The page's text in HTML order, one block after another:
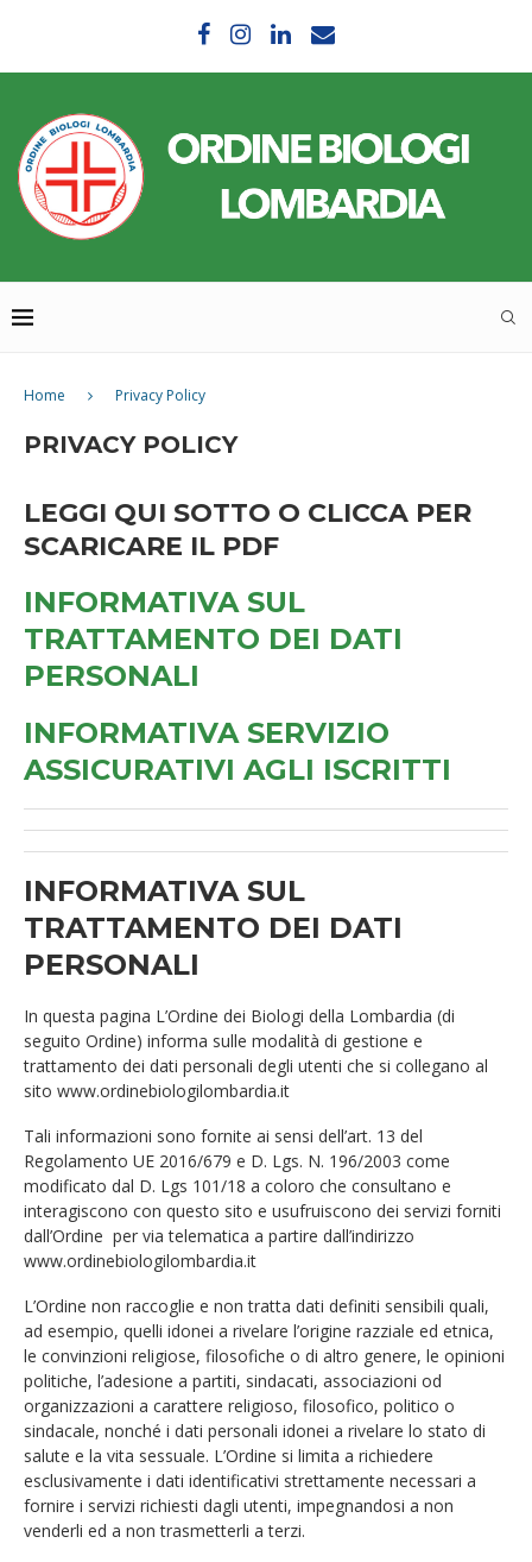
Home Privacy Policy
PRIVACY POLICY
LEGGI QUI SOTTO O CLICCA PER
SCARICARE IL PDF
INFORMATIVA SUL
TRATTAMENTO DEI DATI
PERSONALI
INFORMATIVA SERVIZIO
ASSICURATIVI AGLI ISCRITTI
INFORMATIVA SUL
TRATTAMENTO DEI DATI
PERSONALI
In questa pagina L’Ordine dei Biologi della Lombardia (di
seguito Ordine) informa sulle modalità di gestione e
trattamento dei dati personali degli utenti che si collegano al
sito www.ordinebiologilombardia.it
Tali informazioni sono fornite ai sensi dell’art. 13 del
Regolamento UE 2016/679 e D. Lgs. N. 196/2003 come
modificato dal D. Lgs 101/18 a coloro che consultano e
interagiscono con questo sito e usufruiscono dei servizi forniti
dall’Ordine per via telematica a partire dall’indirizzo
www.ordinebiologilombardia.it
L’Ordine non raccoglie e non tratta dati definiti sensibili quali,
ad esempio, quelli idonei a rivelare l’origine razziale ed etnica,
le convinzioni religiose, filosofiche o di altro genere, le opinioni
politiche, l’adesione a partiti, sindacati, associazioni od
organizzazioni a carattere religioso, filosofico, politico o
sindacale, nonché i dati personali idonei a rivelare lo stato di
salute e la vita sessuale. L’Ordine si limita a richiedere
esclusivamente i dati identificativi strettamente necessari a
fornire i servizi richiesti dagli utenti, impegnandosi a non
venderli ed a non trasmetterli a terzi.